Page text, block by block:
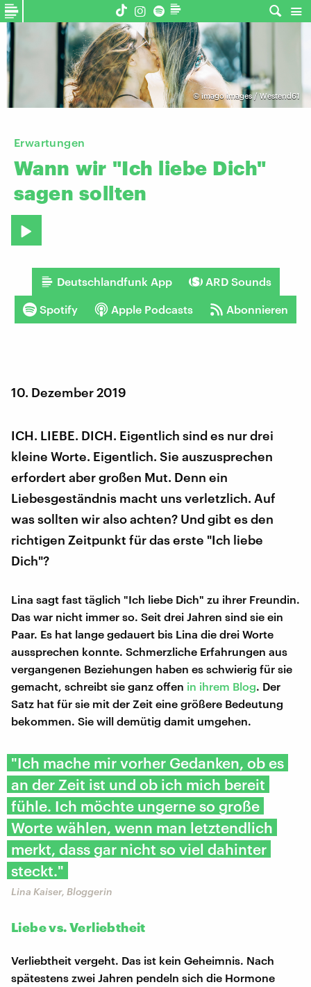
©imago images / Westend61
Erwartungen
Wann wir "Ich liebe Dich"
sagen sollten
Deutschlandfunk App ARD Sounds
Spotify Apple Podcasts Abonnieren
10. Dezember 2019
ICH. LIEBE. DICH. Eigentlich sind es nur drei
kleine Worte. Eigentlich. Sie auszusprechen
erfordert aber großen Mut. Denn ein
Liebesgeständnis macht uns verletzlich. Auf
was sollten wir also achten? Und gibt es den
richtigen Zeitpunkt für das erste "Ich liebe
Dich"?
Lina sagt fast täglich "Ich liebe Dich" zu ihrer Freundin.
Das war nicht immer so. Seit drei Jahren sind sie ein
Paar. Es hat lange gedauert bis Lina die drei Worte
aussprechen konnte. Schmerzliche Erfahrungen aus
vergangenen Beziehungen haben es schwierig für sie
gemacht, schreibt sie ganz offen in ihrem Blog. Der
Satz hat für sie mit der Zeit eine größere Bedeutung
bekommen. Sie will demütig damit umgehen.
"Ich mache mir vorher Gedanken, ob es
an der Zeit ist und ob ich mich bereit
fühle. Ich möchte ungerne so große
Worte wählen, wenn man letztendlich
merkt, dass gar nicht so viel dahinter
steckt."
Lina Kaiser, Bloggerin
Liebe vs. Verliebtheit
Verliebtheit vergeht. Das ist kein Geheimnis. Nach
spätestens zwei Jahren pendeln sich die Hormone